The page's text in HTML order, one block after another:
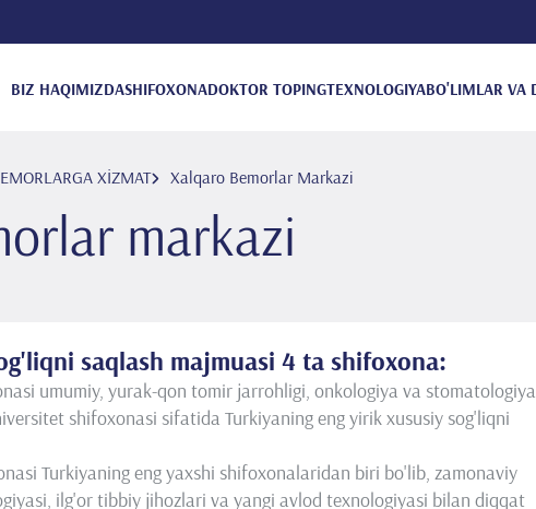
BIZ HAQIMIZDASHIFOXONADOKTOR TOPINGTEXNOLOGIYA
XİZMAT Xalqaro Bemorlar Markazi
markazi
saqlash majmuasi 4 ta shifoxona:
umumiy, yurak-qon tomir jarrohligi, onkologiya va stomatologiya
shifoxonasi sifatida Turkiyaning eng yirik xususiy sog'liqni
Turkiyaning eng yaxshi shifoxonalaridan biri bo'lib, zamonaviy
ilg'or tibbiy jihozlari va yangi avlod texnologiyasi bilan diqqat